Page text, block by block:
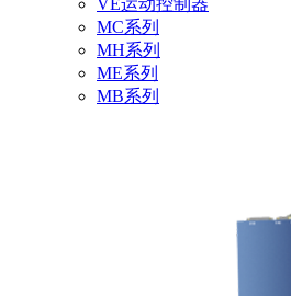
MC系列
MH系列
ME系列
MB系列